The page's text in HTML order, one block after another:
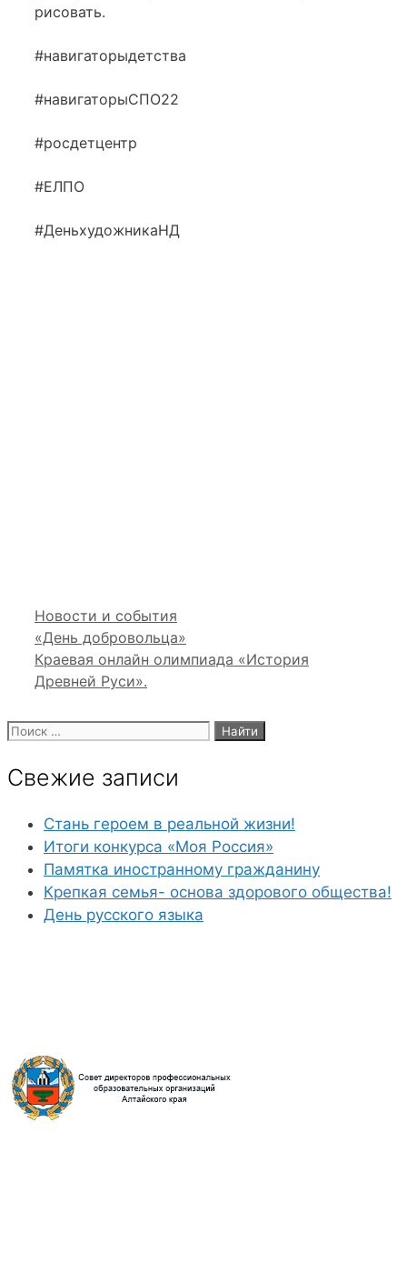
рисовать.
#навигаторыдетства
#навигаторыСПО22
#росдетцентр
#ЕЛПО
#ДеньхудожникаНД
Рубрики
Новости и события
«День добровольца»
Краевая онлайн олимпиада «История
Древней Руси».
Поиск:
Свежие записи
Стань героем в реальной жизни!
Итоги конкурса «Моя Россия»
Памятка иностранному гражданину
Крепкая семья- основа здорового общества!
День русского языка